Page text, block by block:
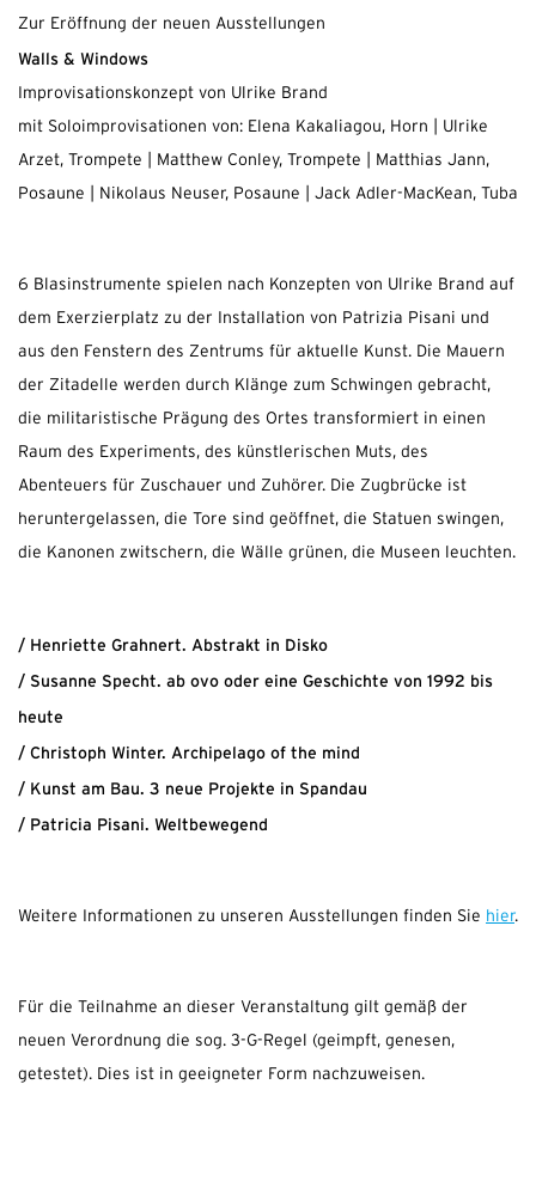
Zur Eröffnung der neuen Ausstellungen
Walls & Windows
Improvisationskonzept von Ulrike Brand
mit Soloimprovisationen von: Elena Kakaliagou, Horn | Ulrike
Arzet, Trompete | Matthew Conley, Trompete | Matthias Jann,
Posaune | Nikolaus Neuser, Posaune | Jack Adler-MacKean, Tuba
6 Blasinstrumente spielen nach Konzepten von Ulrike Brand auf
dem Exerzierplatz zu der Installation von Patrizia Pisani und
aus den Fenstern des Zentrums für aktuelle Kunst. Die Mauern
der Zitadelle werden durch Klänge zum Schwingen gebracht,
die militaristische Prägung des Ortes transformiert in einen
Raum des Experiments, des künstlerischen Muts, des
Abenteuers für Zuschauer und Zuhörer. Die Zugbrücke ist
heruntergelassen, die Tore sind geöffnet, die Statuen swingen,
die Kanonen zwitschern, die Wälle grünen, die Museen leuchten.
/ Henriette Grahnert. Abstrakt in Disko
/ Susanne Specht. ab ovo oder eine Geschichte von 1992 bis
heute
/ Christoph Winter. Archipelago of the mind
/ Kunst am Bau. 3 neue Projekte in Spandau
/ Patricia Pisani. Weltbewegend
Weitere Informationen zu unseren Ausstellungen finden Sie hier.
Für die Teilnahme an dieser Veranstaltung gilt gemäß der
neuen Verordnung die sog. 3-G-Regel (geimpft, genesen,
getestet). Dies ist in geeigneter Form nachzuweisen.